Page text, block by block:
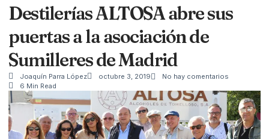
Destilerías ALTOSA abre sus
puertas a la asociación de
Sumilleres de Madrid
Joaquín Parra López octubre 3, 2019
No hay comentarios
6 Min Read